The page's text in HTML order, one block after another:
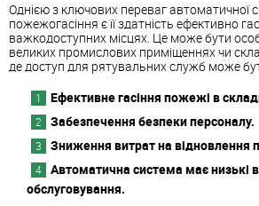
Однією з ключових переваг автоматичної
пожежогасіння є її здатність ефективно
важкодоступних місцях. Це може бути
великих промислових приміщеннях чи
де доступ для рятувальних служб може
Ефективне гасіння пожежі в
Забезпечення безпеки персоналу.
Зниження витрат на відновлення
Автоматична система має низькі
обслуговування.